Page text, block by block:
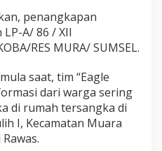
a
r
k
o
a
P
o
e
penangkapan
A/ 86 / XII
RES MURA/ SUMSEL.
saat, tim “Eagle
dari warga sering
di rumah tersangka di
I, Kecamatan Muara